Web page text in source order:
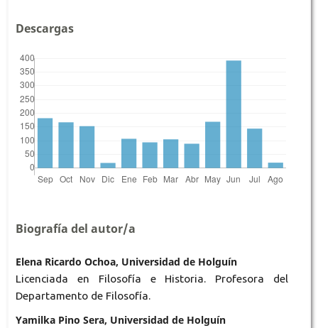
Descargas
Biografía del autor/a
Elena Ricardo Ochoa, Universidad de Holguín
Licenciada en Filosofía e Historia. Profesora del
Departamento de Filosofía.
Yamilka Pino Sera, Universidad de Holguín